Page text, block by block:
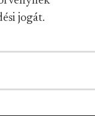
jogát.